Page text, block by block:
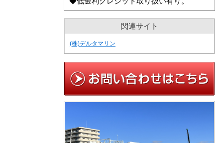
関連サイト
(株)デルタマリン